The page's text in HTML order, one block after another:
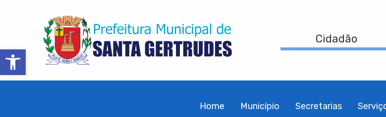
Barra de Ferramentas Aberta
Cidadão
Home Município Secretarias